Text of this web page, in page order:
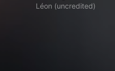
Léon (uncredited)